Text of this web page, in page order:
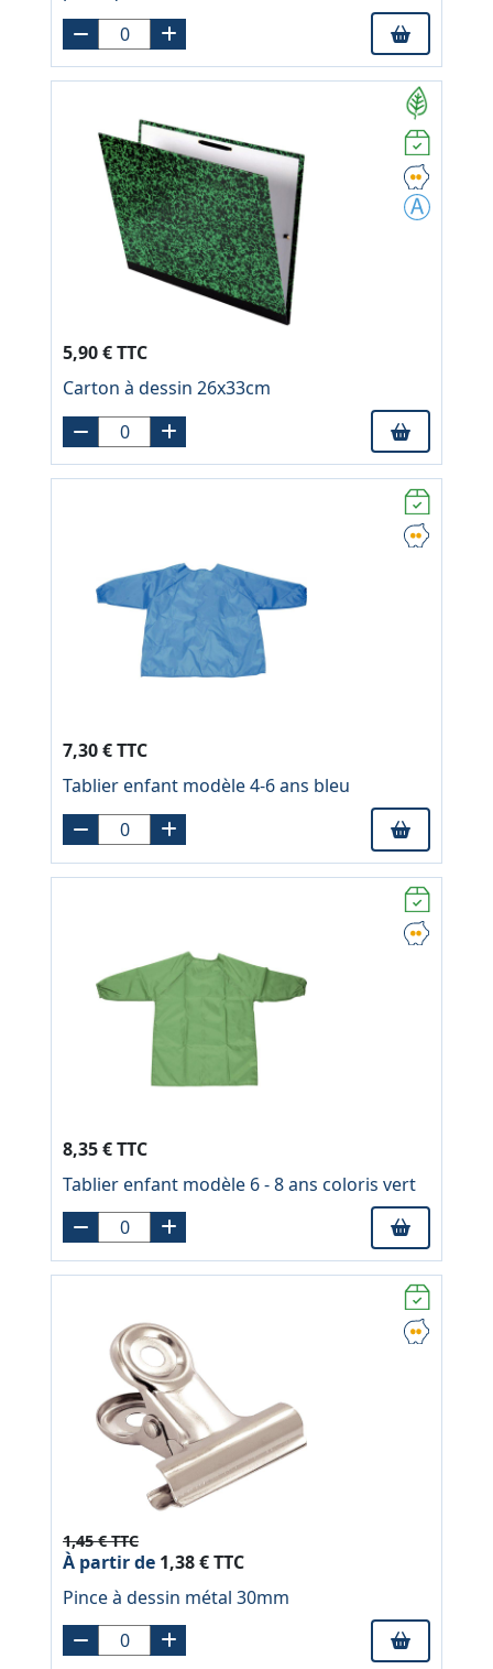
5,90 € TTC
Carton à dessin 26x33cm
7,30 € TTC
Tablier enfant modèle 4-6 ans bleu
8,35 € TTC
Tablier enfant modèle 6 - 8 ans coloris vert
1,45 € TTC
À partir de 1,38 € TTC
Pince à dessin métal 30mm